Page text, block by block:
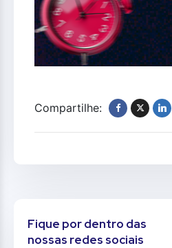
Compartilhe:
Fique por dentro das
nossas redes sociais